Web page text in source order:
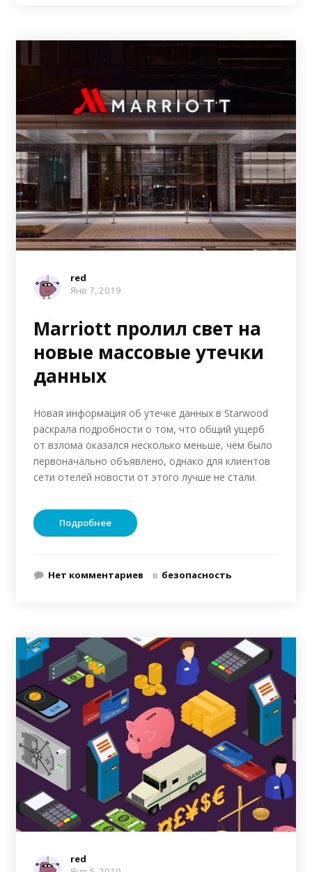
red
Янв 7, 2019
Marriott пролил свет на
новые массовые утечки
данных
Новая информация об утечке данных в Starwood
раскрала подробности о том, что общий ущерб
от взлома оказался несколько меньше, чем было
первоначально объявлено, однако для клиентов
сети отелей новости от этого лучше не стали.
Подробнее
Нет комментариев в безопасность
red